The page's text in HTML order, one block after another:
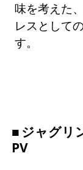
味を考えた
レスとして
す。
ジャグリ
PV